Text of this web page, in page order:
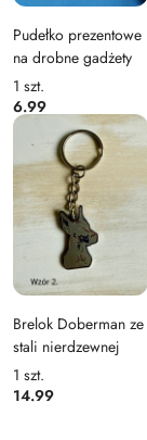
Pudełko prezentowe
na drobne gadżety
1 szt.
6.99
Brelok Doberman ze
stali nierdzewnej
1 szt.
14.99